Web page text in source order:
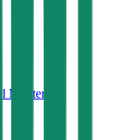
Monterey?